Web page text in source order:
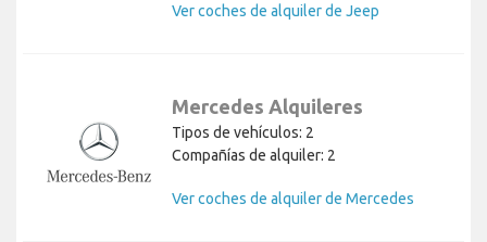
Ver coches de alquiler de Jeep
Mercedes Alquileres
Tipos de vehículos: 2
Compañías de alquiler: 2
Ver coches de alquiler de Mercedes